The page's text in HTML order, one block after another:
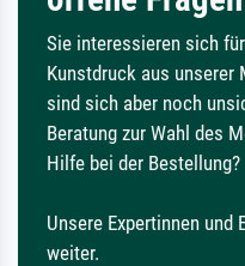
Sie interessieren sich
Kunstdruck aus unserer
sind sich aber noch
Beratung zur Wahl des
Hilfe bei der Bestellung?
Unsere Expertinnen und
weiter.